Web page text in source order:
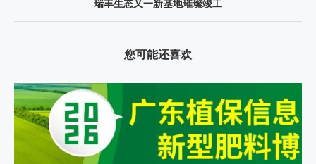
瑞丰生态又一新基地璀璨竣工
您可能还喜欢